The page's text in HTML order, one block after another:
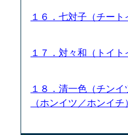
１６．七対子（チー
１７．対々和（トイ
１８．清一色（チン
（ホンイツ／ホンイ